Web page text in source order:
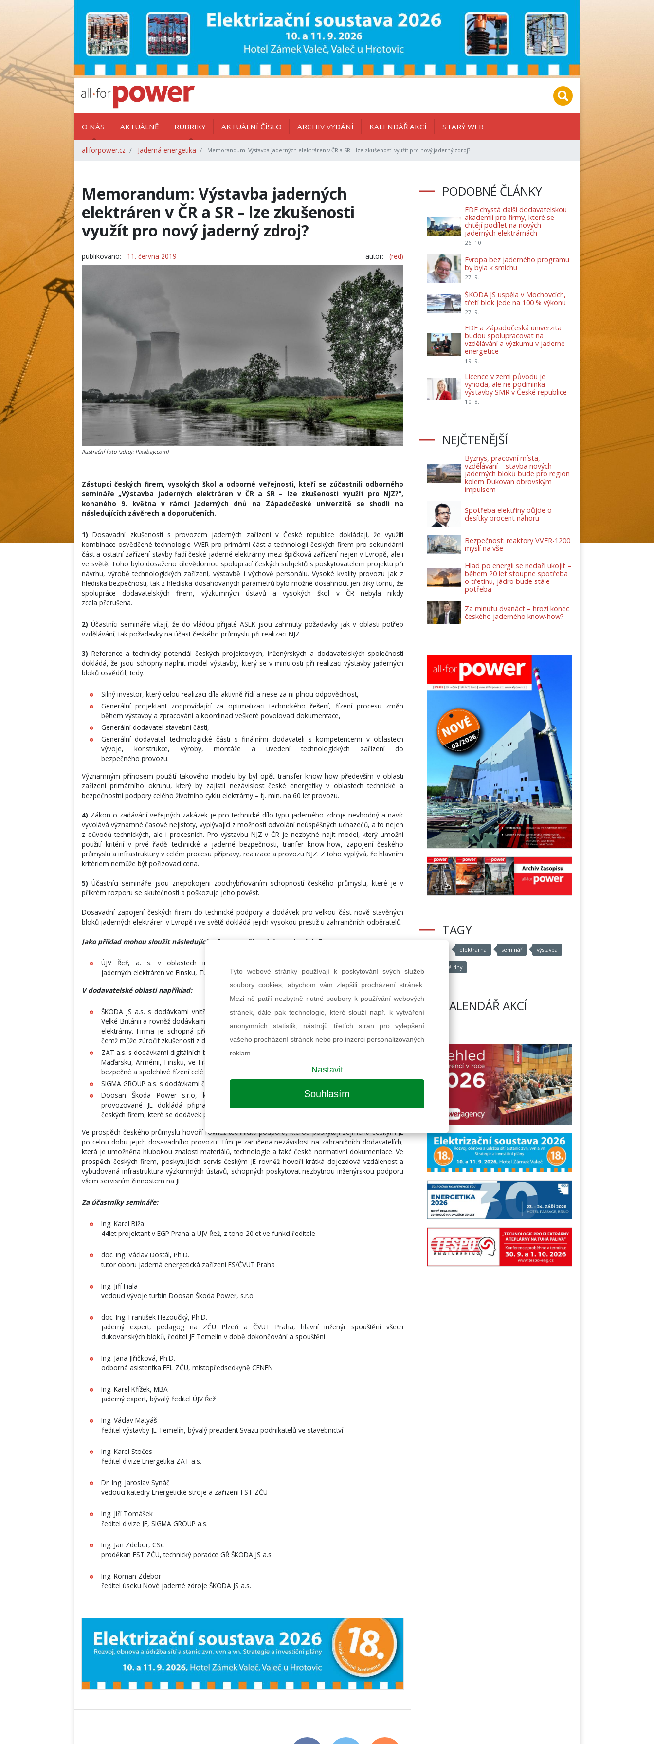
O NÁS AKTUÁLNĚ RUBRIKY AKTUÁLNÍ ČÍSLO ARCHIV VYDÁNÍ KALENDÁŘ AKCÍ STARÝ WEB
allforpower.cz Jaderná energetika Memorandum: Výstavba jaderných elektráren v ČR a SR – lze zkušenosti využít pro nový jaderný zdroj?
Memorandum: Výstavba jaderných
elektráren v ČR a SR – lze zkušenosti
využít pro nový jaderný zdroj?
publikováno: 11. června 2019 autor: (red)
Ilustrační foto (zdroj: Pixabay.com)
Zástupci českých firem, vysokých škol a odborné veřejnosti, kteří se zúčastnili odborného
semináře „Výstavba jaderných elektráren v ČR a SR – lze zkušenosti využít pro NJZ?“,
konaného 9. května v rámci Jaderných dnů na Západočeské univerzitě se shodli na
následujících závěrech a doporučeních.
1) Dosavadní zkušenosti s provozem jaderných zařízení v České republice dokládají, že využití
kombinace osvědčené technologie VVER pro primární část a technologií českých firem pro sekundární
část a ostatní zařízení stavby řadí české jaderné elektrárny mezi špičková zařízení nejen v Evropě, ale i
ve světě. Toho bylo dosaženo cílevědomou spoluprací českých subjektů s poskytovatelem projektu při
návrhu, výrobě technologických zařízení, výstavbě i výchově personálu. Vysoké kvality provozu jak z
hlediska bezpečnosti, tak z hlediska dosahovaných parametrů bylo možné dosáhnout jen díky tomu, že
spolupráce dodavatelských firem, výzkumných ústavů a vysokých škol v ČR nebyla nikdy
zcela přerušena.
2) Účastníci semináře vítají, že do vládou přijaté ASEK jsou zahrnuty požadavky jak v oblasti potřeb
vzdělávání, tak požadavky na účast českého průmyslu při realizaci NJZ.
3) Reference a technický potenciál českých projektových, inženýrských a dodavatelských společností
dokládá, že jsou schopny naplnit model výstavby, který se v minulosti při realizaci výstavby jaderných
bloků osvědčil, tedy:
Silný investor, který celou realizaci díla aktivně řídí a nese za ni plnou odpovědnost,
Generální projektant zodpovídající za optimalizaci technického řešení, řízení procesu změn
během výstavby a zpracování a koordinaci veškeré povolovací dokumentace,
Generální dodavatel stavební části,
Generální dodavatel technologické části s finálními dodavateli s kompetencemi v oblastech
vývoje, konstrukce, výroby, montáže a uvedení technologických zařízení do
bezpečného provozu.
Významným přínosem použití takového modelu by byl opět transfer know-how především v oblasti
zařízení primárního okruhu, který by zajistil nezávislost české energetiky v oblastech technické a
bezpečnostní podpory celého životního cyklu elektrárny – tj. min. na 60 let provozu.
4) Zákon o zadávání veřejných zakázek je pro technické dílo typu jaderného zdroje nevhodný a navíc
vyvolává významné časové nejistoty, vyplývající z možností odvolání neúspěšných uchazečů, a to nejen
z důvodů technických, ale i procesních. Pro výstavbu NJZ v ČR je nezbytné najít model, který umožní
použití kritérií v prvé řadě technické a jaderné bezpečnosti, tranfer know-how, zapojení českého
průmyslu a infrastruktury v celém procesu přípravy, realizace a provozu NJZ. Z toho vyplývá, že hlavním
kritériem nemůže být pořizovací cena.
5) Účastníci semináře jsou znepokojeni zpochybňováním schopností českého průmyslu, které je v
příkrém rozporu se skutečností a poškozuje jeho pověst.
Dosavadní zapojení českých firem do technické podpory a dodávek pro velkou část nově stavěných
bloků jaderných elektráren v Evropě i ve světě dokládá jejich vysokou prestiž u zahraničních odběratelů.
Jako příklad mohou sloužit následující reference některých uvedených firem:
ÚJV Řež, a. s. v oblastech inženýrské a projektové podpory pro provoz a výstavbu
jaderných elektráren ve Finsku, Turecku, Egyptě, Maďarsku a na Ukrajině.
V dodavatelské oblasti například:
ŠKODA JS a.s. s dodávkami vnitřních částí reaktorů pro bloky EPR na JE ve Finsku, v Číně a ve
Velké Británii a rovněž dodávkami špičkových pohonů řídících tyčí pro všechny ukrajinské jaderné
elektrárny. Firma je schopná převzít roli generálního dodavatele celého jaderného ostrova v
čemž může zúročit zkušenosti z dostavby 3. a 4. bloku JE Mochovce,
ZAT a.s. s dodávkami digitálních bezpečnostních a nebezpečnostních řídicích systémů pro JE v ČR,
Maďarsku, Arménii, Finsku, ve Francii a na Slovensku a se schopností dodat celkové řešení pro
bezpečné a spolehlivé řízení celé jaderné elektrárny,
SIGMA GROUP a.s. s dodávkami čerpadel pro většinu nově stavěných bloků VVER,
Doosan Škoda Power s.r.o, kde nepřerušená výroba turbín a jejich modernizace pro
provozované JE dokládá připravenost firmy dodat celé zařízení strojovny a řada dalších
českých firem, které se dodávek pro JE stále účastní.
Ve prospěch českého průmyslu hovoří rovněž technická podpora, kterou poskytují zejména českým JE
po celou dobu jejich dosavadního provozu. Tím je zaručena nezávislost na zahraničních dodavatelích,
která je umožněna hlubokou znalosti materiálů, technologie a také české normativní dokumentace. Ve
prospěch českých firem, poskytujících servis českým JE rovněž hovoří krátká dojezdová vzdálenost a
vybudovaná infrastruktura výzkumných ústavů, schopných poskytovat nezbytnou inženýrskou podporu
všem servisním činnostem na JE.
Za účastníky semináře:
Ing. Karel Bíža
44let projektant v EGP Praha a UJV Řež, z toho 20let ve funkci ředitele
doc. Ing. Václav Dostál, Ph.D.
tutor oboru jaderná energetická zařízení FS/ČVUT Praha
Ing. Jiří Fiala
vedoucí vývoje turbin Doosan Škoda Power, s.r.o.
doc. Ing. František Hezoučký, Ph.D.
jaderný expert, pedagog na ZČU Plzeň a ČVUT Praha, hlavní inženýr spouštění všech
dukovanských bloků, ředitel JE Temelín v době dokončování a spouštění
Ing. Jana JIřičková, Ph.D.
odborná asistentka FEL ZČU, místopředsedkyně CENEN
Ing. Karel Křížek, MBA
jaderný expert, bývalý ředitel ÚJV Řež
Ing. Václav Matyáš
ředitel výstavby JE Temelín, bývalý prezident Svazu podnikatelů ve stavebnictví
Ing. Karel Stočes
ředitel divize Energetika ZAT a.s.
Dr. Ing. Jaroslav Synáč
vedoucí katedry Energetické stroje a zařízení FST ZČU
Ing. Jiří Tomášek
ředitel divize JE, SIGMA GROUP a.s.
Ing. Jan Zdebor, CSc.
proděkan FST ZČU, technický poradce GŘ ŠKODA JS a.s.
Ing. Roman Zdebor
ředitel úseku Nové jaderné zdroje ŠKODA JS a.s.
PODOBNÉ ČLÁNKY
EDF chystá další dodavatelskou
akademii pro firmy, které se
chtějí podílet na nových
jaderných elektrárnách
26. 10.
Evropa bez jaderného programu
by byla k smíchu
27. 9.
ŠKODA JS uspěla v Mochovcích,
třetí blok jede na 100 % výkonu
27. 9.
EDF a Západočeská univerzita
budou spolupracovat na
vzdělávání a výzkumu v jaderné
energetice
19. 9.
Licence v zemi původu je
výhoda, ale ne podmínka
výstavby SMR v České republice
10. 8.
NEJČTENĚJŠÍ
Byznys, pracovní místa,
vzdělávání – stavba nových
jaderných bloků bude pro region
kolem Dukovan obrovským
impulsem
Spotřeba elektřiny půjde o
desítky procent nahoru
Bezpečnost: reaktory VVER-1200
myslí na vše
Hlad po energii se nedaří ukojit –
během 20 let stoupne spotřeba
o třetinu, jádro bude stále
potřeba
Za minutu dvanáct – hrozí konec
českého jaderného know-how?
TAGY
elektrárna seminář výstavba
Jaderné dny
KALENDÁŘ AKCÍ
Tyto webové stránky používají k poskytování svých služeb
soubory cookies, abychom vám zlepšili procházení stránek.
Mezi ně patří nezbytně nutné soubory k používání webových
stránek, dále pak technologie, které slouží např. k vytváření
anonymních statistik, nástrojů třetích stran pro vylepšení
vašeho procházení stránek nebo pro inzerci personalizovaných
reklam.
Nastavit
Souhlasím